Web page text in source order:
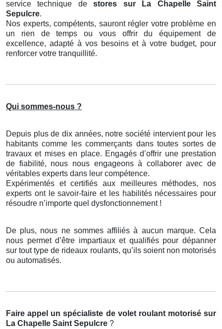
service technique destores
sur La Chapelle Saint
Sepulcre.
Nos experts, compétents, sauront régler votre problème en
un rien de temps ou vous offrir du équipement de
excellence, adapté à vos besoins et à votre budget, pour
renforcer votre tranquillité.
Qui sommes-nous ?
Depuis plus de dix années, notre société intervient pour les
habitants comme les commerçants dans toutes sortes de
travaux et mises en place. Engagés d’offrir une prestation
de fiabilité, nous nous engageons à collaborer avec de
véritables experts dans leur compétence.
Expérimentés et certifiés aux meilleures méthodes, nos
experts ont le savoir-faire et les habilités nécessaires pour
résoudre n’importe quel dysfonctionnement !
De plus, nous ne sommes affiliés à aucun marque. Cela
nous permet d’être impartiaux et qualifiés pour dépanner
sur tout type de rideaux roulants, qu’ils soient non motorisés
ou automatisés.
Faire appel un spécialiste de volet roulant motorisé sur
La Chapelle Saint Sepulcre ?